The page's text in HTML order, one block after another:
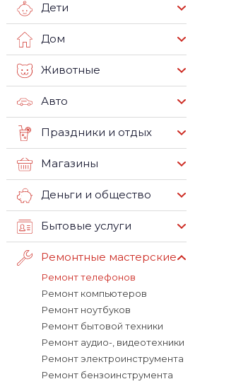
Дети
Дом
Животные
Авто
Праздники и отдых
Магазины
Деньги и общество
Бытовые услуги
Ремонтные мастерские
Ремонт телефонов
Ремонт компьютеров
Ремонт ноутбуков
Ремонт бытовой техники
Ремонт аудио-, видеотехники
Ремонт электроинструмента
Ремонт бензоинструмента